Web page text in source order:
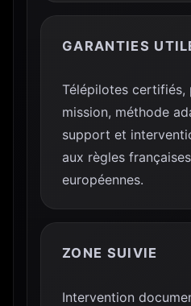
GARANTIES
Télépilotes certifiés,
mission, méthode
support et
aux règles
européennes.
ZONE SUIVIE
Intervention